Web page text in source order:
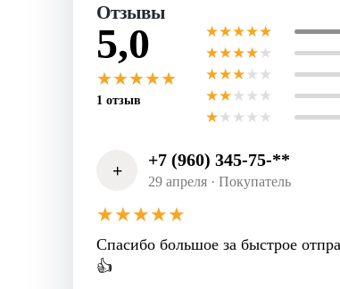
Отзывы
5,0
★★★★★
1 отзыв
★★★★★
★★★★ ★
★★★ ★ ★
★★ ★ ★ ★
★ ★ ★ ★ ★
+
+7 (960) 345-75-**
29 апреля · Покупатель
★★★★★
Спасибо большое за быстрое
👍